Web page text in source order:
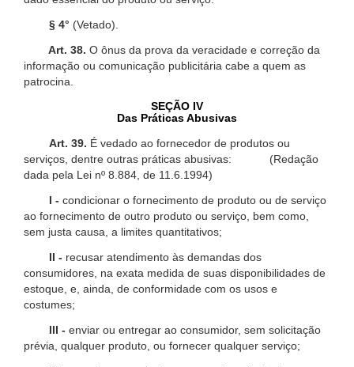
§ 4° (Vetado).
Art. 38. O ônus da prova da veracidade e correção da
informação ou comunicação publicitária cabe a quem as
patrocina.
SEÇÃO IV
Das Práticas Abusivas
Art. 39. É vedado ao fornecedor de produtos ou
serviços, dentre outras práticas abusivas: (Redação
dada pela Lei nº 8.884, de 11.6.1994)
I - condicionar o fornecimento de produto ou de serviço
ao fornecimento de outro produto ou serviço, bem como,
sem justa causa, a limites quantitativos;
II - recusar atendimento às demandas dos
consumidores, na exata medida de suas disponibilidades de
estoque, e, ainda, de conformidade com os usos e
costumes;
III - enviar ou entregar ao consumidor, sem solicitação
prévia, qualquer produto, ou fornecer qualquer serviço;